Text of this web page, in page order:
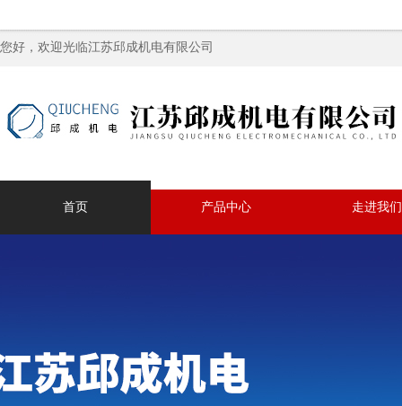
您好，欢迎光临江苏邱成机电有限公司
首页 产品中心 走进我们